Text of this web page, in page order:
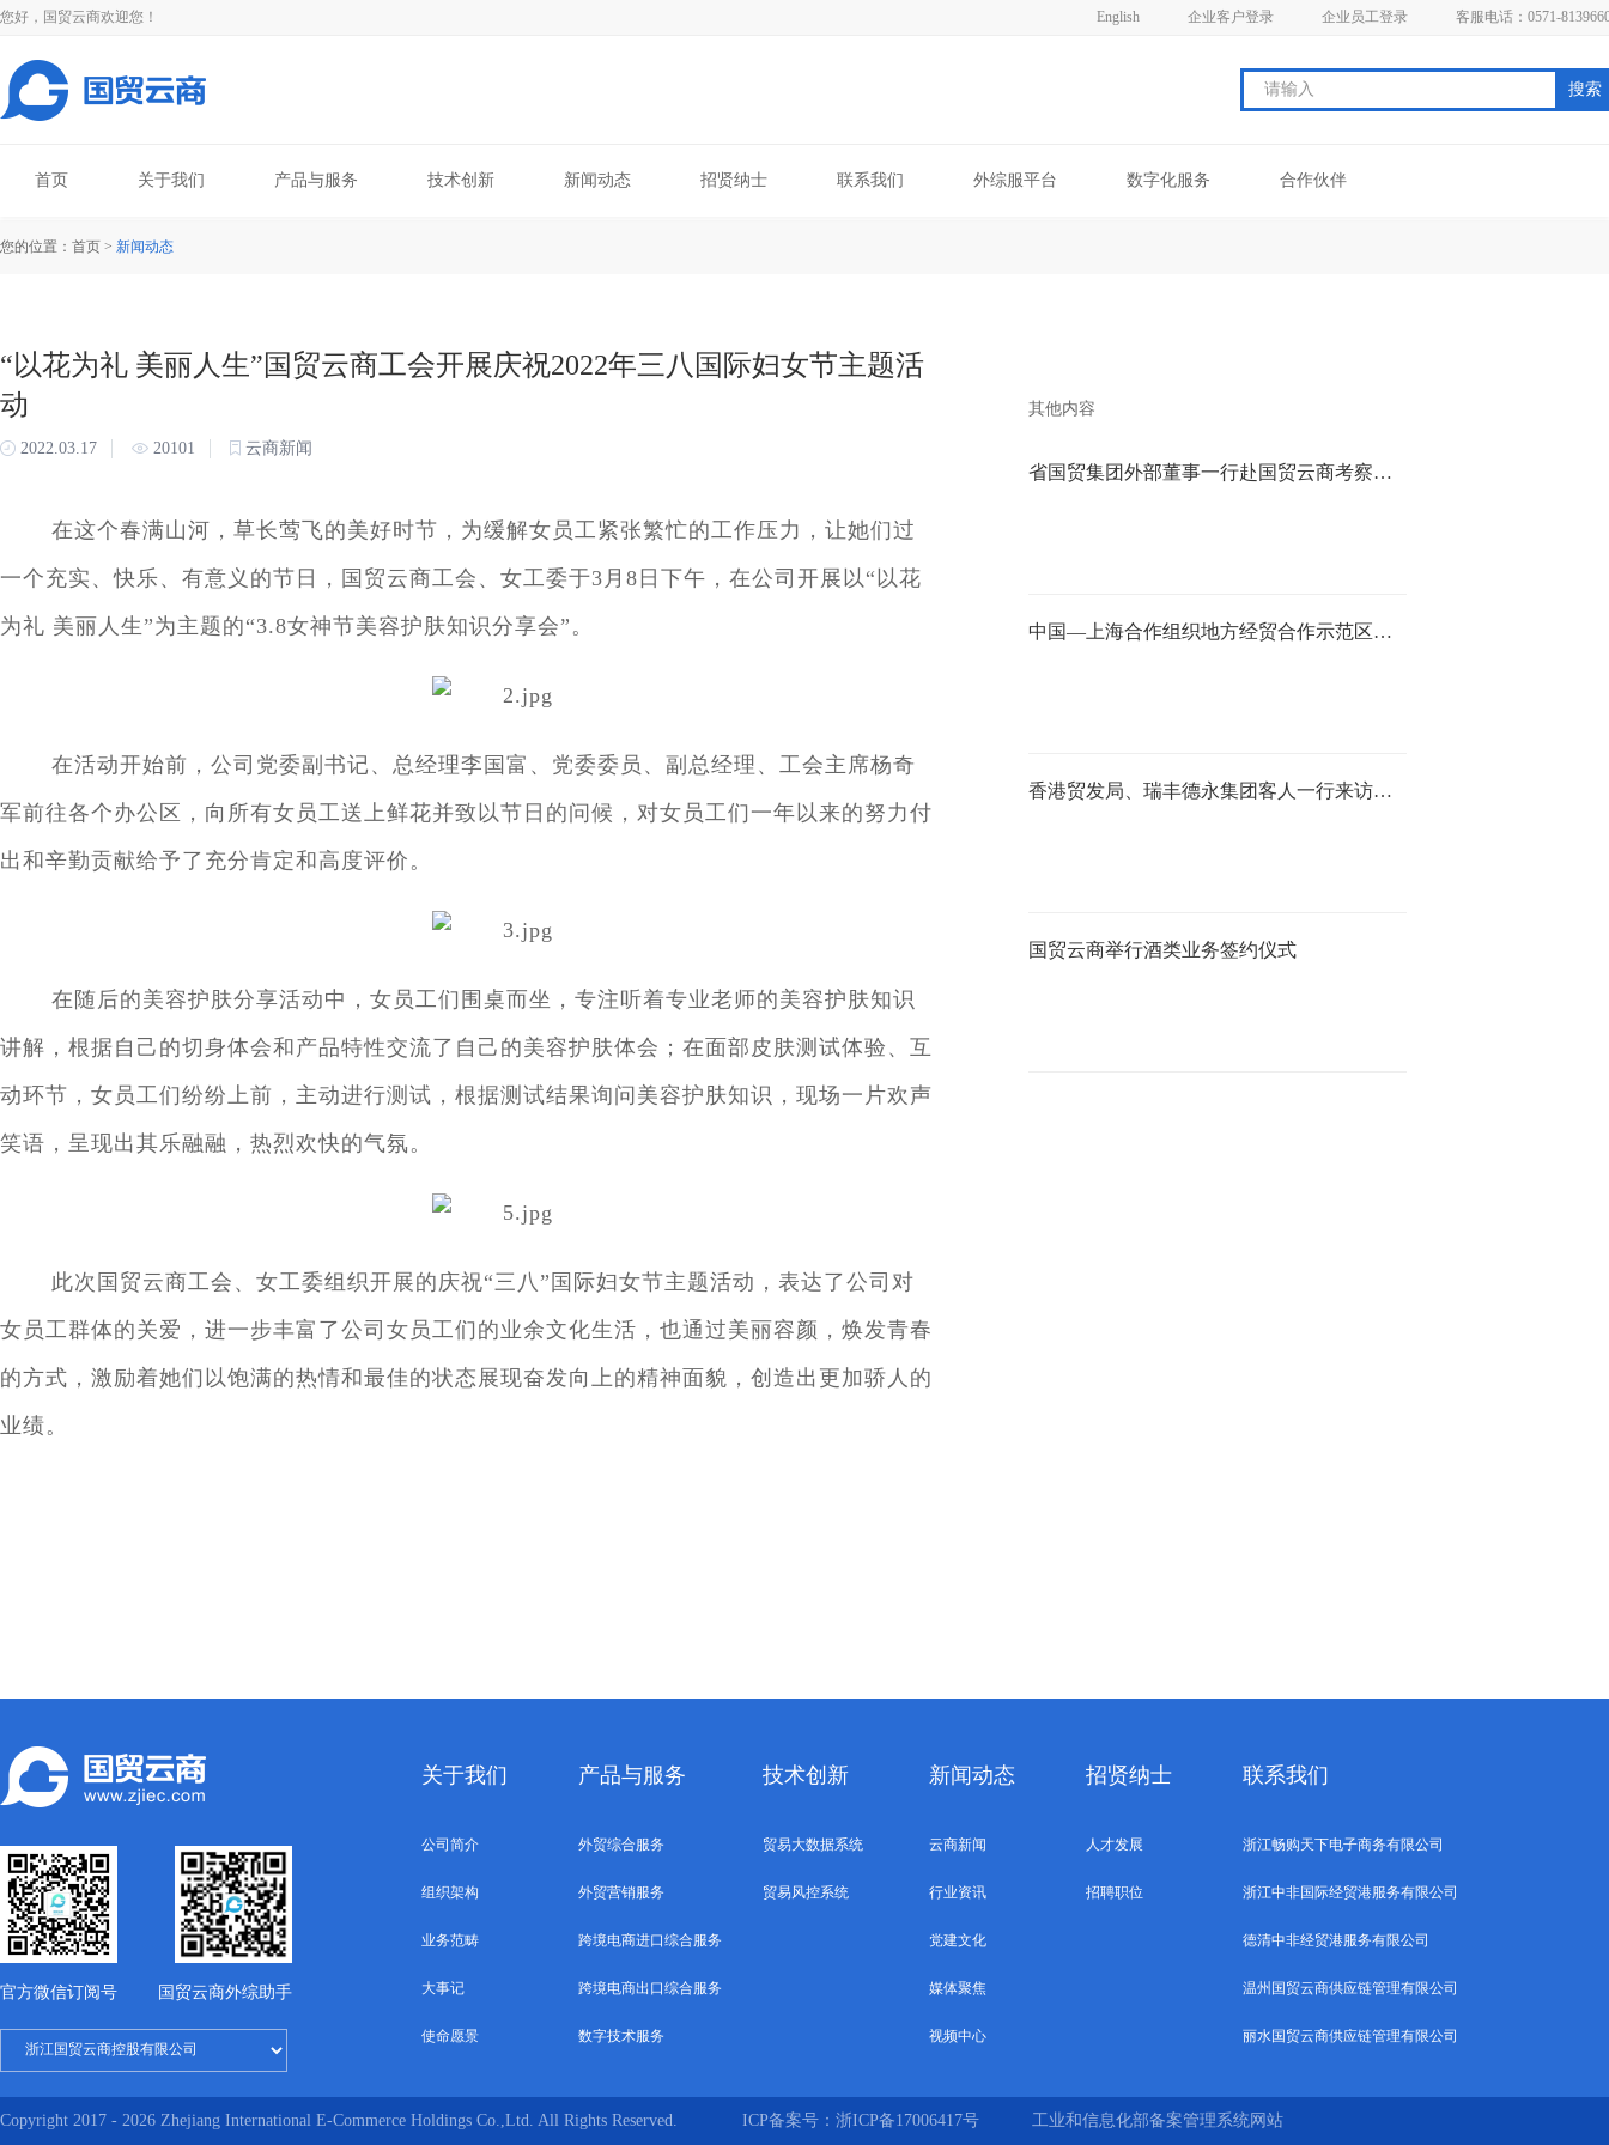
您好，国贸云商欢迎您！ 客服电话：0571-
企业员工登录
企业客户登录
English
搜索
首页 关于我们 产品与服务 技术创新 新闻动态 招贤纳士 联系我们 外综服平台 数字化服务 合作伙伴
您的位置：首页 > 新闻动态
“以花为礼 美丽人生”国贸云商工会开展庆祝2022年三八国际妇女节主题活
动
2022.03.17 20101 云商新闻
在这个春满山河，草长莺飞的美好时节，为缓解女员工紧张繁忙的工作压力，让她们过
一个充实、快乐、有意义的节日，国贸云商工会、女工委于3月8日下午，在公司开展以“以花
为礼 美丽人生”为主题的“3.8女神节美容护肤知识分享会”。
在活动开始前，公司党委副书记、总经理李国富、党委委员、副总经理、工会主席杨奇
军前往各个办公区，向所有女员工送上鲜花并致以节日的问候，对女员工们一年以来的努力付
出和辛勤贡献给予了充分肯定和高度评价。
在随后的美容护肤分享活动中，女员工们围桌而坐，专注听着专业老师的美容护肤知识
讲解，根据自己的切身体会和产品特性交流了自己的美容护肤体会；在面部皮肤测试体验、互
动环节，女员工们纷纷上前，主动进行测试，根据测试结果询问美容护肤知识，现场一片欢声
笑语，呈现出其乐融融，热烈欢快的气氛。
此次国贸云商工会、女工委组织开展的庆祝“三八”国际妇女节主题活动，表达了公司对
女员工群体的关爱，进一步丰富了公司女员工们的业余文化生活，也通过美丽容颜，焕发青春
的方式，激励着她们以饱满的热情和最佳的状态展现奋发向上的精神面貌，创造出更加骄人的
业绩。
其他内容
省国贸集团外部董事一行赴国贸云商考察调研
中国—上海合作组织地方经贸合作示范区党工委委员、管委会副主任孟庆胜一行来访国贸云商考察交流
香港贸发局、瑞丰德永集团客人一行来访国贸云商考察交流
国贸云商举行酒类业务签约仪式
官方微信订阅号 国贸云商外综助手
关于我们
公司简介
组织架构
业务范畴
大事记
使命愿景
产品与服务
外贸综合服务
外贸营销服务
跨境电商进口综合服务
跨境电商出口综合服务
数字技术服务
技术创新
贸易大数据系统
贸易风控系统
新闻动态
云商新闻
行业资讯
党建文化
媒体聚焦
视频中心
招贤纳士
人才发展
招聘职位
联系我们
浙江畅购天下电子商务有限公司
浙江中非国际经贸港服务有限公司
德清中非经贸港服务有限公司
温州国贸云商供应链管理有限公司
丽水国贸云商供应链管理有限公司
Copyright 2017 - 2026 Zhejiang International E-Commerce Holdings Co.,Ltd. All Rights Reserved. ICP备案号：浙ICP备17006417号 工业和信息化部备案管理系统网站